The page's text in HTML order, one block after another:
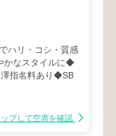
ハリ・コシ・質感
かなスタイルに◆
指名料あり◆SB
ップして空席を確認